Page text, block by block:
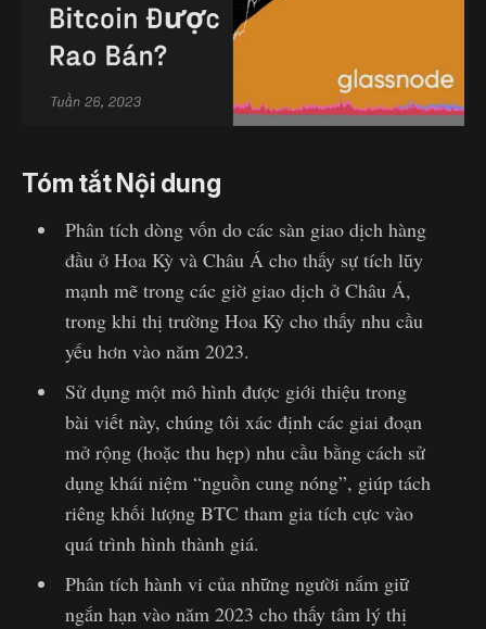
Tóm tắt Nội dung
Phân tích dòng vốn do các sàn giao dịch hàng
đầu ở Hoa Kỳ và Châu Á cho thấy sự tích lũy
mạnh mẽ trong các giờ giao dịch ở Châu Á,
trong khi thị trường Hoa Kỳ cho thấy nhu cầu
yếu hơn vào năm 2023.
Sử dụng một mô hình được giới thiệu trong
bài viết này, chúng tôi xác định các giai đoạn
mở rộng (hoặc thu hẹp) nhu cầu bằng cách sử
dụng khái niệm “nguồn cung nóng”, giúp tách
riêng khối lượng BTC tham gia tích cực vào
quá trình hình thành giá.
Phân tích hành vi của những người nắm giữ
ngắn hạn vào năm 2023 cho thấy tâm lý thị